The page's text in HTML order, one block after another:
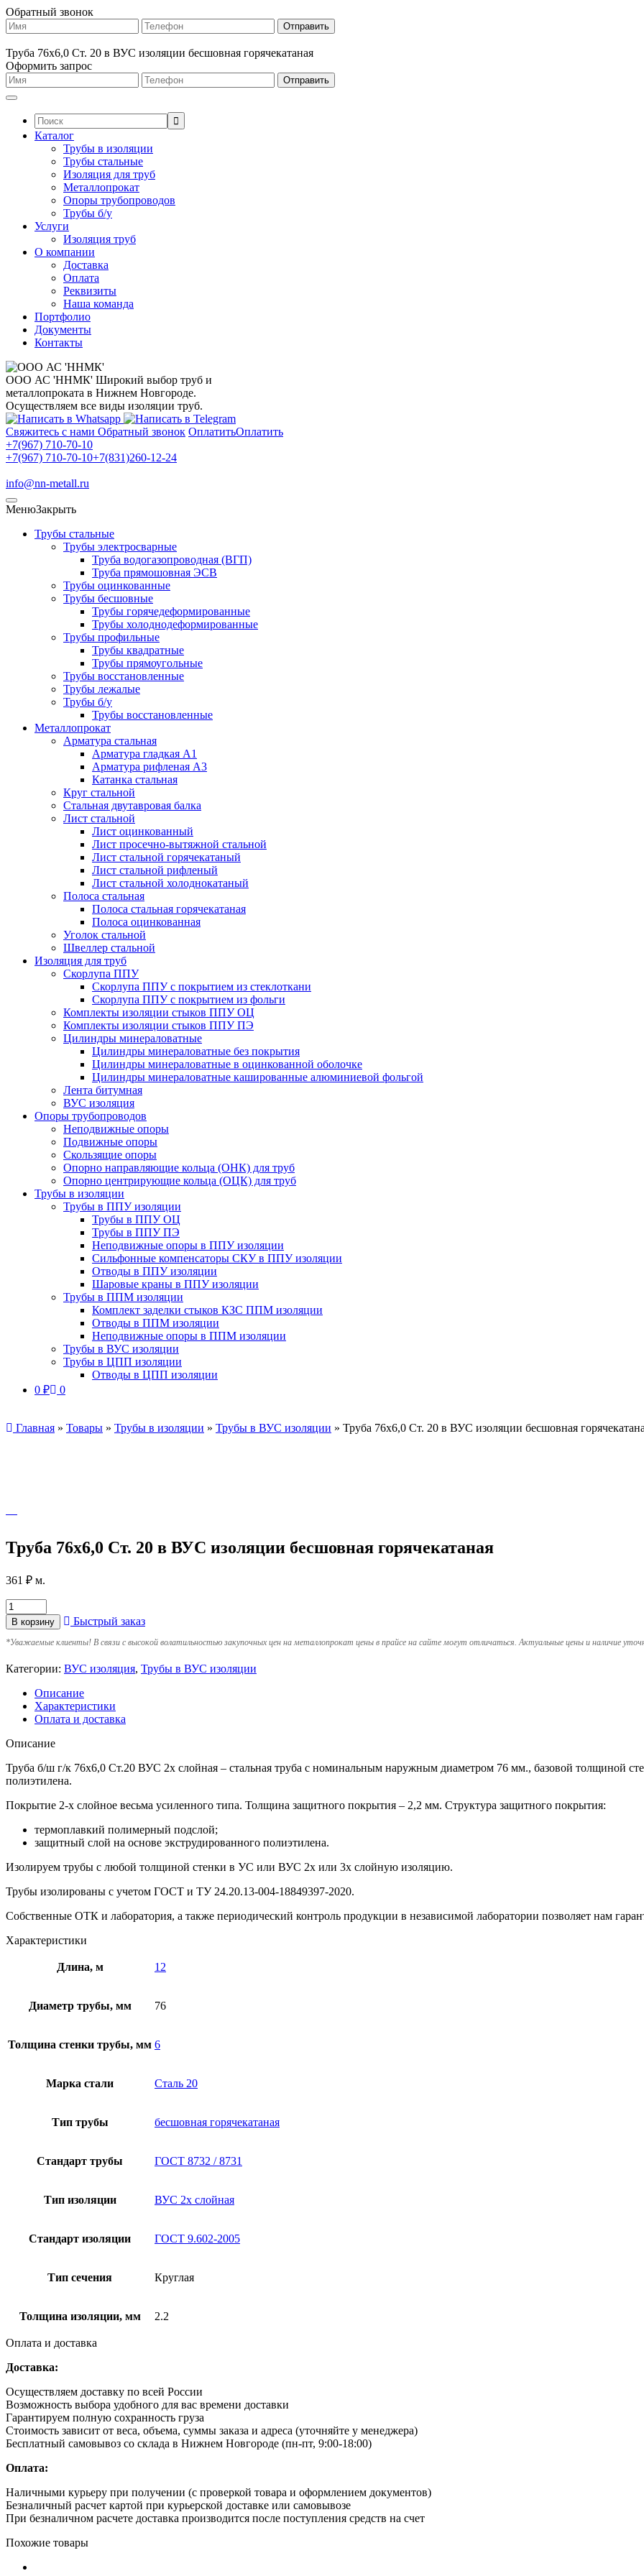
Обратный звонок
Труба 76х6,0 Ст. 20 в ВУС изоляции бесшовная горячекатаная
Оформить запрос
Поиск:
Каталог
Трубы в изоляции
Трубы стальные
Изоляция для труб
Металлопрокат
Опоры трубопроводов
Трубы б/у
Услуги
Изоляция труб
О компании
Доставка
Оплата
Реквизиты
Наша команда
Портфолио
Документы
Контакты
ООО АС 'ННМК' Широкий выбор труб и
металлопроката в Нижнем Новгороде.
Осуществляем все виды изоляции труб.
Свяжитесь с нами Обратный звонок ОплатитьОплатить
+7(967) 710-70-10
+7(967) 710-70-10+7(831)260-12-24
info@nn-metall.ru
МенюЗакрыть
Трубы стальные
Трубы электросварные
Труба водогазопроводная (ВГП)
Труба прямошовная ЭСВ
Трубы оцинкованные
Трубы бесшовные
Трубы горячедеформированные
Трубы холоднодеформированные
Трубы профильные
Трубы квадратные
Трубы прямоугольные
Трубы восстановленные
Трубы лежалые
Трубы б/у
Трубы восстановленные
Металлопрокат
Арматура стальная
Арматура гладкая А1
Арматура рифленая А3
Катанка стальная
Круг стальной
Стальная двутавровая балка
Лист стальной
Лист оцинкованный
Лист просечно-вытяжной стальной
Лист стальной горячекатаный
Лист стальной рифленый
Лист стальной холоднокатаный
Полоса стальная
Полоса стальная горячекатаная
Полоса оцинкованная
Уголок стальной
Швеллер стальной
Изоляция для труб
Скорлупа ППУ
Скорлупа ППУ с покрытием из стеклоткани
Скорлупа ППУ с покрытием из фольги
Комплекты изоляции стыков ППУ ОЦ
Комплекты изоляции стыков ППУ ПЭ
Цилиндры минераловатные
Цилиндры минераловатные без покрытия
Цилиндры минераловатные в оцинкованной оболочке
Цилиндры минераловатные кашированные алюминиевой фольгой
Лента битумная
ВУС изоляция
Опоры трубопроводов
Неподвижные опоры
Подвижные опоры
Скользящие опоры
Опорно направляющие кольца (ОНК) для труб
Опорно центрирующие кольца (ОЦК) для труб
Трубы в изоляции
Трубы в ППУ изоляции
Трубы в ППУ ОЦ
Трубы в ППУ ПЭ
Неподвижные опоры в ППУ изоляции
Сильфонные компенсаторы СКУ в ППУ изоляции
Отводы в ППУ изоляции
Шаровые краны в ППУ изоляции
Трубы в ППМ изоляции
Комплект заделки стыков КЗС ППМ изоляции
Отводы в ППМ изоляции
Неподвижные опоры в ППМ изоляции
Трубы в ВУС изоляции
Трубы в ЦПП изоляции
Отводы в ЦПП изоляции
0 ₽ 0
Главная » Товары » Трубы в изоляции » Трубы в ВУС изоляции » Труба 76х6,0 Ст. 20 в ВУС изоляции бесшовная
Труба 76х6,0 Ст. 20 в ВУС изоляции бесшовная горячекатаная
361 ₽ м.
В корзину Быстрый заказ
*Уважаемые клиенты! В связи с высокой волатильностью закупочных цен на металлопрокат цены в прайсе на сайте могут отличаться. Актуальные цены и наличие
Категории: ВУС изоляция, Трубы в ВУС изоляции
Описание
Характеристики
Оплата и доставка
Описание
Труба б/ш г/к 76х6,0 Ст.20 ВУС 2х слойная – стальная труба с номинальным наружным диаметром 76 мм., базовой толщиной
полиэтилена.
Покрытие 2-х слойное весьма усиленного типа. Толщина защитного покрытия – 2,2 мм. Структура защитного покрытия:
термоплавкий полимерный подслой;
защитный слой на основе экструдированного полиэтилена.
Изолируем трубы с любой толщиной стенки в УС или ВУС 2х или 3х слойную изоляцию.
Трубы изолированы с учетом ГOCT и TУ 24.20.13-004-18849397-2020.
Собственные ОТК и лаборатория, а также периодический контроль продукции в независимой лаборатории позволяет нам
Характеристики
Длина, м 12
Диаметр трубы, мм 76
Толщина стенки трубы, мм 6
Марка стали Сталь 20
Тип трубы бесшовная горячекатаная
Стандарт трубы ГОСТ 8732 / 8731
Тип изоляции ВУС 2х слойная
Стандарт изоляции ГОСТ 9.602-2005
Тип сечения Круглая
Толщина изоляции, мм 2.2
Оплата и доставка
Доставка:
Осуществляем доставку по всей России
Возможность выбора удобного для вас времени доставки
Гарантируем полную сохранность груза
Стоимость зависит от веса, объема, суммы заказа и адреса (уточняйте у менеджера)
Бесплатный самовывоз со склада в Нижнем Новгороде (пн-пт, 9:00-18:00)
Оплата:
Наличными курьеру при получении (с проверкой товара и оформлением документов)
Безналичный расчет картой при курьерской доставке или самовывозе
При безналичном расчете доставка производится после поступления средств на счет
Похожие товары